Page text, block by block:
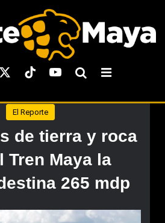
El Reporte
de tierra y roca
Tren Maya la
265 mdp